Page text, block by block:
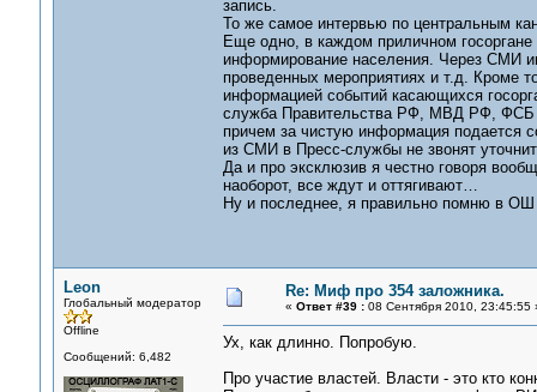
запись.
То же самое интервью по центральным
Еще одно, в каждом приличном госоргане
информирование населения. Через СМИ
проведенных мероприятиях и т.д. Кроме
информацией событий касающихся
служба Правительства РФ, МВД РФ, ФСБ
причем за чистую информация подается
из СМИ в Пресс-службы не звонят
Да и про эксклюзив я честно говоря
наоборот, все ждут и оттягивают…
Ну и последнее, я правильно помню в
Leon
Глобальный модератор
Offline
Сообщений: 6,482
Re: Миф про 354 заложника.
« Ответ #39 :08 Сентября 2010, 23:45:55
Ух, как длинно. Попробую.
Про участие властей. Власти - это кто